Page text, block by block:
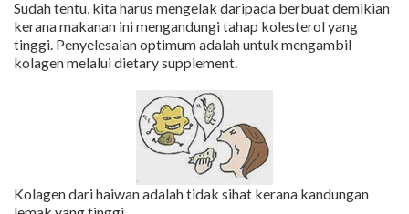
Sudah tentu, kita harus mengelak daripada berbuat demikian
kerana makanan ini mengandungi tahap kolesterol yang
tinggi. Penyelesaian optimum adalah untuk mengambil
kolagen melalui dietary supplement.
Kolagen dari haiwan adalah tidak sihat kerana kandungan